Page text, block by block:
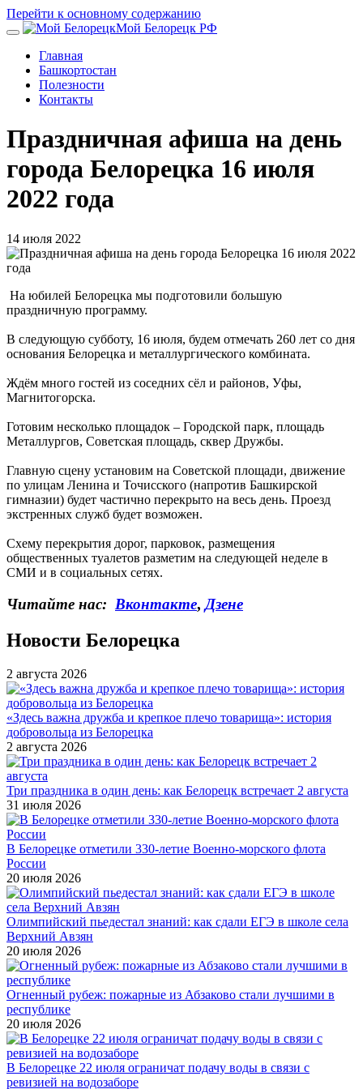
Перейти к основному содержанию
Мой Белорецк РФ
Главная
Башкортостан
Полезности
Контакты
Праздничная афиша на день
города Белорецка 16 июля
2022 года
14 июля 2022
На юбилей Белорецка мы подготовили большую
праздничную программу.
В следующую субботу, 16 июля, будем отмечать 260 лет со дня
основания Белорецка и металлургического комбината.
Ждём много гостей из соседних сёл и районов, Уфы,
Магнитогорска.
Готовим несколько площадок – Городской парк, площадь
Металлургов, Советская площадь, сквер Дружбы.
Главную сцену установим на Советской площади, движение
по улицам Ленина и Точисского (напротив Башкирской
гимназии) будет частично перекрыто на весь день. Проезд
экстренных служб будет возможен.
Схему перекрытия дорог, парковок, размещения
общественных туалетов разметим на следующей неделе в
СМИ и в социальных сетях.
Читайте нас: Вконтакте, Дзене
Новости Белорецка
2 августа 2026
«Здесь важна дружба и крепкое плечо товарища»: история
добровольца из Белорецка
2 августа 2026
Три праздника в один день: как Белорецк встречает 2 августа
31 июля 2026
В Белорецке отметили 330-летие Военно-морского флота
России
20 июля 2026
Олимпийский пьедестал знаний: как сдали ЕГЭ в школе села
Верхний Авзян
20 июля 2026
Огненный рубеж: пожарные из Абзаково стали лучшими в
республике
20 июля 2026
В Белорецке 22 июля ограничат подачу воды в связи с
ревизией на водозаборе